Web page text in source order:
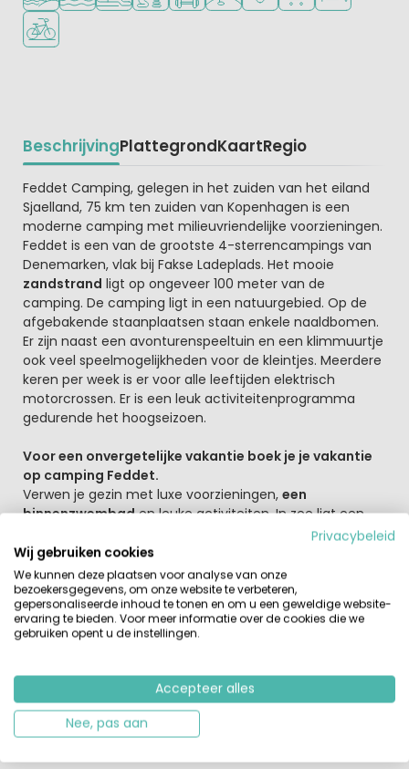
Fietsverhuur
BeschrijvingPlattegrondKaartRegio
Beschrijving
Feddet Camping, gelegen in het zuiden van het eiland
Sjaelland, 75 km ten zuiden van Kopenhagen is een
moderne camping met milieuvriendelijke voorzieningen.
Feddet is een van de grootste 4-sterrencampings van
Denemarken, vlak bij Fakse Ladeplads. Het mooie
zandstrand ligt op ongeveer 100 meter van de
camping. De camping ligt in een natuurgebied. Op de
afgebakende staanplaatsen staan enkele naaldbomen.
Er zijn naast een avonturenspeeltuin en een klimmuurtje
ook veel speelmogelijkheden voor de kleintjes. Meerdere
keren per week is er voor alle leeftijden elektrisch
motorcrossen. Er is een leuk activiteitenprogramma
gedurende het hoogseizoen.
Voor een onvergetelijke vakantie boek je je vakantie
op camping Feddet.
Verwen je gezin met luxe voorzieningen, een
binnenzwembaden leuke activiteiten. In zee ligt een
watertrampoline en een opblaas-speeleiland en verder
is er een zandstrand. Er zijn zwemvesten beschikbaar
voor de jongste gasten. Het zwembad heeft een
kleuterbad van 45 cm diep. .
Rust, ruimte en volop natuur
fietsroutes en hardlooptracks. Handelbare heuveltjes en
lange stukken door het zand. Iets anders doen? Spring
op een mountainbike of op de rug van een IJslands
paard.
Privacybeleid
Wij gebruiken cookies
We kunnen deze plaatsen voor analyse van onze
bezoekersgegevens, om onze website te verbeteren,
gepersonaliseerde inhoud te tonen en om u een geweldige website-
ervaring te bieden. Voor meer informatie over de cookies die we
gebruiken opent u de instellingen.
Accepteer alles
Nee, pas aan